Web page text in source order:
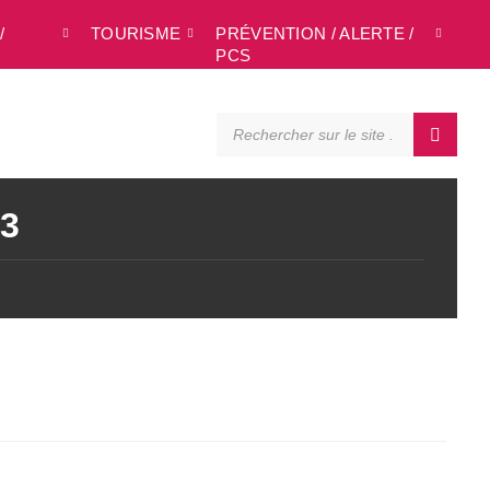
TOURISME
PRÉVENTION / ALERTE /
PCS